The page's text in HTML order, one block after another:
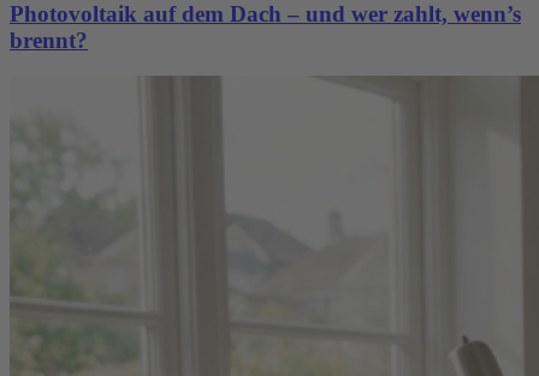
Photovoltaik auf dem Dach – und wer zahlt, wenn’s
brennt?